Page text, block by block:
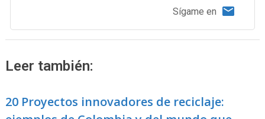
Sígame en
Leer también:
20 Proyectos innovadores de reciclaje: